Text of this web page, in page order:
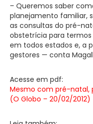
– Queremos saber
planejamento familiar,
as consultas do pré-
obstetrícia para
em todos estados e, a
gestores — conta
Acesse em pdf:
Mesmo com pré-natal,
(O Globo – 20/02/2012)